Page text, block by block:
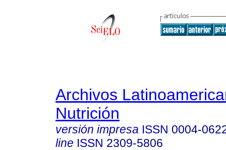
Archivos
Nutrición
versión impresa ISSN 0004-
line ISSN 2309-5806